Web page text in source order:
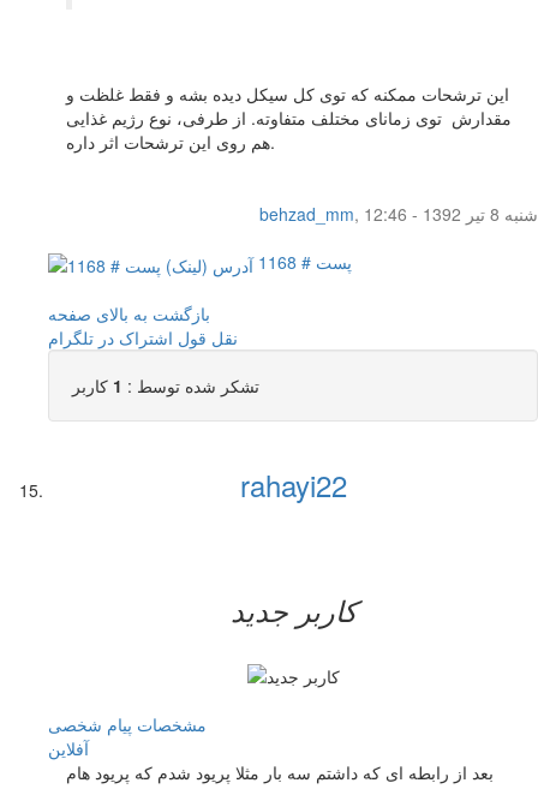
این ترشحات ممکنه که توی کل سیکل دیده بشه و فقط غلظت و
مقدارش توی زمانای مختلف متفاوته. از طرفی، نوع رژیم غذایی
هم روی این ترشحات اثر داره.
behzad_mm,
شنبه 8 تیر 1392 - 12:46
پست # 1168
بازگشت به بالای صفحه
نقل قول اشتراک در تلگرام
تشکر شده توسط : 1 کاربر
rahayi22
کاربر جدید
مشخصات پیام شخصی
آفلاين
بعد از رابطه ای که داشتم سه بار مثلا پریود شدم که پریود هام